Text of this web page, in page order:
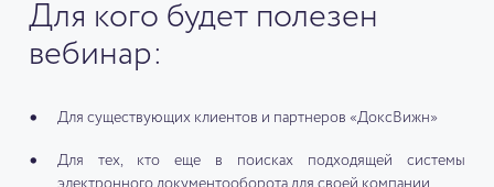
Для кого будет полезен
вебинар:
Для существующих клиентов и партнеров «ДоксВижн»
Для тех, кто еще в поисках подходящей системы
электронного документооборота для своей компании